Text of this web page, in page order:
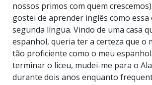
nossos primos com quem
gostei de aprender inglês como essa
segunda língua. Vindo de uma casa
espanhol, queria ter a certeza que o
tão proficiente como o meu
terminar o liceu, mudei-me para o
durante dois anos enquanto